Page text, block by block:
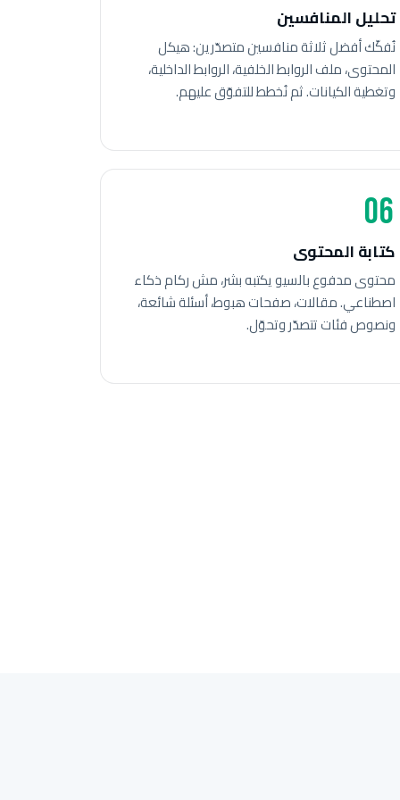
تحليل المنافسين
نُفكّك أفضل ثلاثة منافسين متصدّرين: هيكل
المحتوى، ملف الروابط الخلفية، الروابط الداخلية،
وتغطية الكيانات. ثم نُخطط للتفوّق عليهم.
06
كتابة المحتوى
محتوى مدفوع بالسيو يكتبه بشر، مش ركام ذكاء
اصطناعي. مقالات، صفحات هبوط، أسئلة شائعة،
ونصوص فئات تتصدّر وتحوّل.